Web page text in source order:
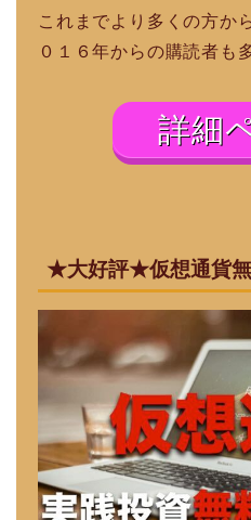
これまでより多くの方か
０１６年からの購読者も
詳細
★大好評★仮想通貨無